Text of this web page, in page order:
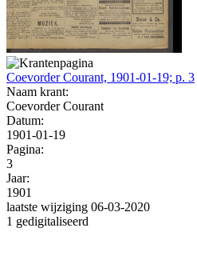
Coevorder Courant, 1901-01-19; p. 3
Naam krant:
Coevorder Courant
Datum:
1901-01-19
Pagina:
3
Jaar:
1901
laatste wijziging 06-03-2020
1 gedigitaliseerd